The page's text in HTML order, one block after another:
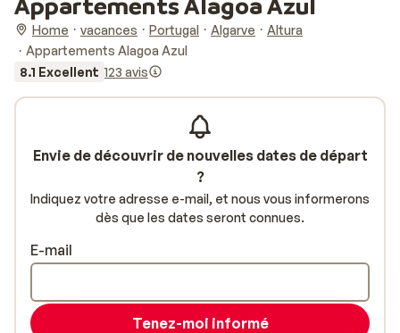
Home vacances Portugal Algarve
Altura
Appartements Alagoa Azul
8.1 Excellent 123 avis
Envie de découvrir de nouvelles dates de départ
?
Indiquez votre adresse e-mail, et nous vous informerons
dès que les dates seront connues.
E-mail
Tenez-moi informé